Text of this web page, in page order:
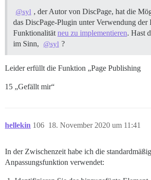
@syl , der Autor von DiscPage, hat die
das DiscPage-Plugin unter Verwendung der
Funktionalitätneu zu implementieren. Hast
im Sinn,
@syl ?
Leider erfüllt die Funktion „Page Publishing
15 „Gefällt mir“
hellekin 18. November 2020 um 11:41
106
In der Zwischenzeit habe ich die
Anpassungsfunktion verwendet: